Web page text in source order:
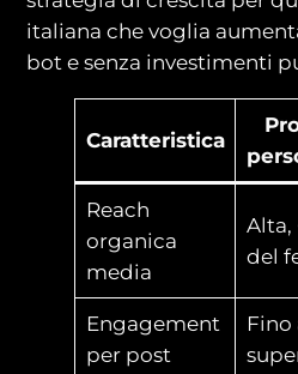
italiana che voglia
bot e senza investimenti
Caratteristica
Reach
organica
media
Alta,
del
Engagement
per post
Fino